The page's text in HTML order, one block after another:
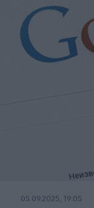
05.09.2025, 19:05